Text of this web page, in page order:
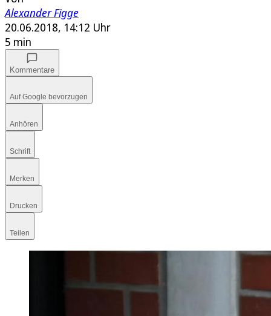
Alexander Figge
20.06.2018, 14:12 Uhr
5 min
Kommentare
Auf Google bevorzugen
Anhören
Schrift
Merken
Drucken
Teilen